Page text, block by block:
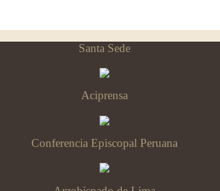
Santa Sede
Aciprensa
Conferencia Episcopal Peruana